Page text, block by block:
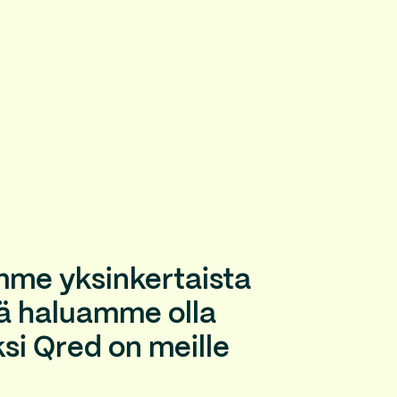
yksinkertaista
haluamme olla
Qred on meille